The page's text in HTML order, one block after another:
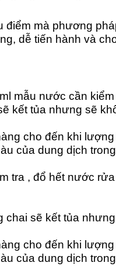
mà phương
dễ tiến hành và
mẫu nước cần
kết tủa nhưng sẽ
cho đến khi lượng
của dung dịch
tra , đổ hết nước
chai sẽ kết tủa
cho đến khi lượng
của dung dịch